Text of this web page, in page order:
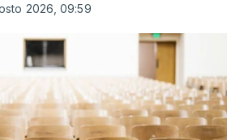
inicial devido à guerra no
no Médio Oriente e ao
Ormuz, os preços dos
durante o cessar-fogo
2026, 09:59